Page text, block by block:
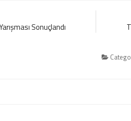
Sonuçlandı